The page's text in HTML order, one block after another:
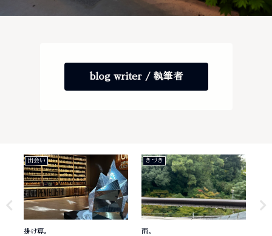
blog writer / 執筆者
出会い
掛け算。
きづき
雨。